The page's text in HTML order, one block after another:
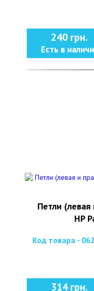
240 грн.
Есть в
Петли (левая
HP
Код товара -
314 грн.